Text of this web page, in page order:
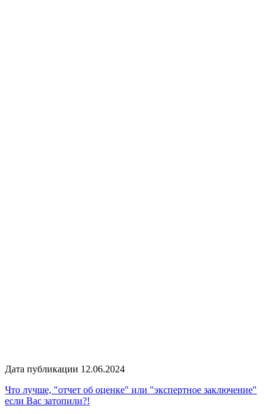
Дата публикации 12.06.2024
Что лучше, "отчет об оценке" или "экспертное заключение"
если Вас затопили?!